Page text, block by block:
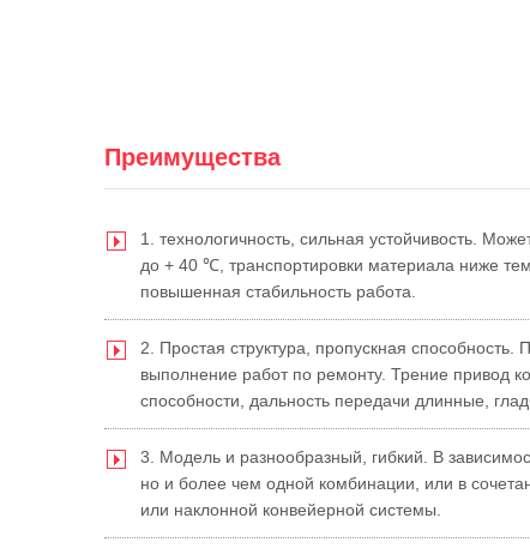
Преимущества
1. технологичность, сильная устойчивость.
до + 40 ℃, транспортировки материала ниже
повышенная стабильность работа.
2. Простая структура, пропускная способность.
выполнение работ по ремонту. Трение привод
способности, дальность передачи длинные,
3. Модель и разнообразный, гибкий. В
но и более чем одной комбинации, или в
или наклонной конвейерной системы.